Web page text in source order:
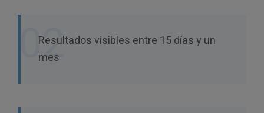
02
Resultados visibles entre 15 días y un
mes